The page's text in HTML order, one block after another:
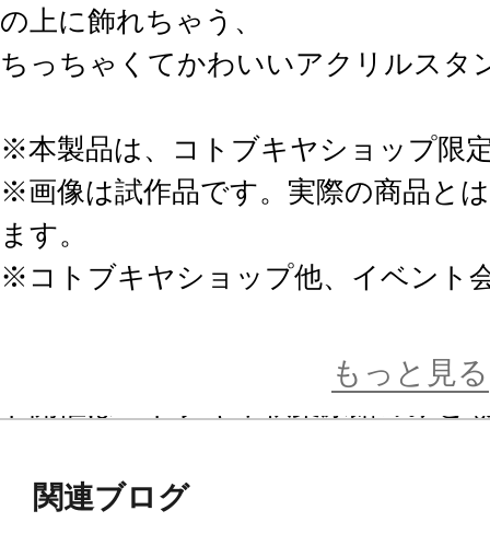
の上に飾れちゃう、
ちっちゃくてかわいいアクリルスタ
※本製品は、コトブキヤショップ限
※画像は試作品です。実際の商品と
ます。
※コトブキヤショップ他、イベント
※2024年1月開催『創彩フェス3rd』
もっと見る
関連ブログ